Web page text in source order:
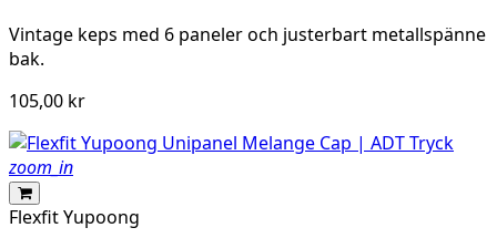
Vintage keps med 6 paneler och justerbart metallspänne
bak.
105,00 kr
zoom_in
Flexfit Yupoong